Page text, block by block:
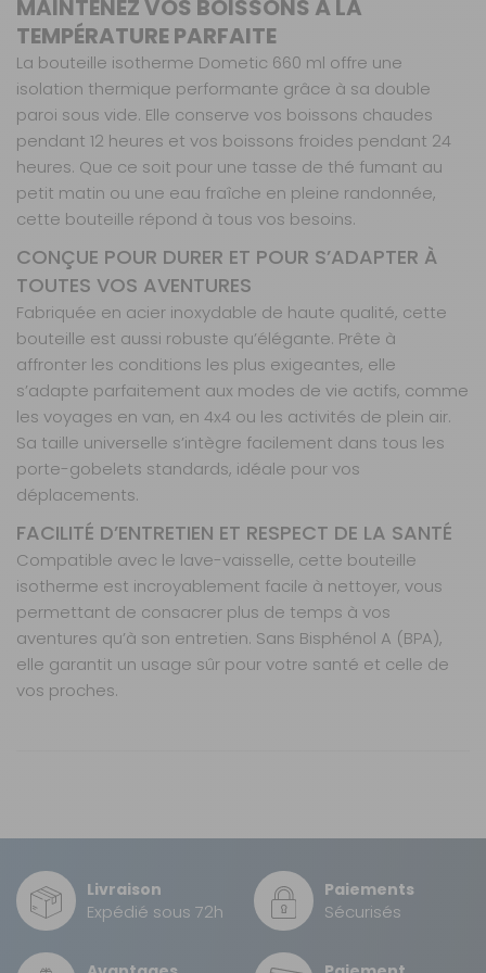
Coloris
Orchid
Référence :
084562
Coloris :Rose
Prix : 24 €TTC
Disponibilité :
Livraison à Domicile
Indisponible
Retrait magasin uniquement (maximum : 3)
DISPONIBLE IMMÉDIATEMENT
AJOUTER AU PANIER
Coloris Slate
084563
Coloris : Noir
Prix :
Disponibilité :
Livraison à Domicile
Indisponible
Retrait magasin uniquement (maximum : 2)
Retrait Magasin
DISPONIBLE IMMÉDIATEMENT
DANS 1 MAGASIN(S)
AJOUTER AU PANIER
MAINTENEZ VOS BOISSONS À LA
TEMPÉRATURE PARFAITE
La bouteille isotherme Dometic 660 ml offre une
isolation thermique performante grâce à sa double
paroi sous vide. Elle conserve vos boissons chaudes
pendant 12 heures et vos boissons froides pendant 24
heures. Que ce soit pour une tasse de thé fumant au
petit matin ou une eau fraîche en pleine randonnée,
cette bouteille répond à tous vos besoins.
CONÇUE POUR DURER ET POUR S’ADAPTER À
TOUTES VOS AVENTURES
Fabriquée en acier inoxydable de haute qualité, cette
bouteille est aussi robuste qu’élégante. Prête à
affronter les conditions les plus exigeantes, elle
s’adapte parfaitement aux modes de vie actifs, comme
les voyages en van, en 4x4 ou les activités de plein air.
Sa taille universelle s’intègre facilement dans tous les
porte-gobelets standards, idéale pour vos
déplacements.
FACILITÉ D’ENTRETIEN ET RESPECT DE LA SANTÉ
Compatible avec le lave-vaisselle, cette bouteille
isotherme est incroyablement facile à nettoyer, vous
permettant de consacrer plus de temps à vos
aventures qu’à son entretien. Sans Bisphénol A (BPA),
elle garantit un usage sûr pour votre santé et celle de
vos proches.
Conception robuste
: Acier inoxydable durable,
prêt pour toutes les aventures.
Compatibilité
: S’adapte à tous les porte-
gobelets standards.
Longueur : 7,3 cm
Largeur : 7,3 cm
DPD Relais
2,99 €
Livraison
Expédié sous 72h
Paiements
Sécurisés